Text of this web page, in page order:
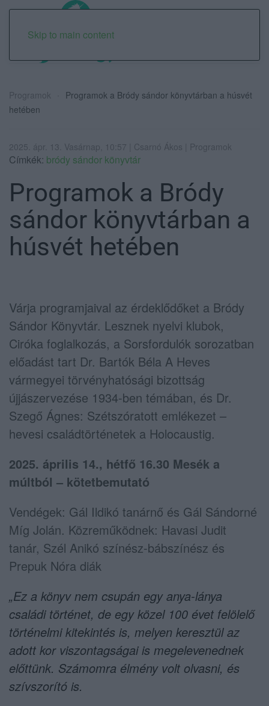
Skip to main content
Programok
Programok a Bródy sándor könyvtárban a húsvét
hetében
2025. ápr. 13. Vasárnap, 10:57 | Csarnó Ákos | Programok
Címkék: bródy sándor könyvtár
Programok a Bródy
sándor könyvtárban a
húsvét hetében
Várja programjaival az érdeklődőket a Bródy
Sándor Könyvtár. Lesznek nyelvi klubok,
Ciróka foglalkozás, a Sorsfordulók sorozatban
előadást tart Dr. Bartók Béla A Heves
vármegyei törvényhatósági bizottság
újjászervezése 1934-ben témában, és Dr.
Szegő Ágnes: Szétszóratott emlékezet –
hevesi családtörténetek a Holocaustig.
2025. április 14., hétfő 16.30 Mesék a
múltból – kötetbemutató
Vendégek: Gál Ildikó tanárnő és Gál Sándorné
Míg Jolán. Közreműködnek: Havasi Judit
tanár, Szél Anikó színész-bábszínész és
Prepuk Nóra diák
„Ez a könyv nem csupán egy anya-lánya
családi történet, de egy közel 100 évet felölelő
történelmi kitekintés is, melyen keresztül az
adott kor viszontagságai is megelevenednek
előttünk. Számomra élmény volt olvasni, és
szívszorító is.